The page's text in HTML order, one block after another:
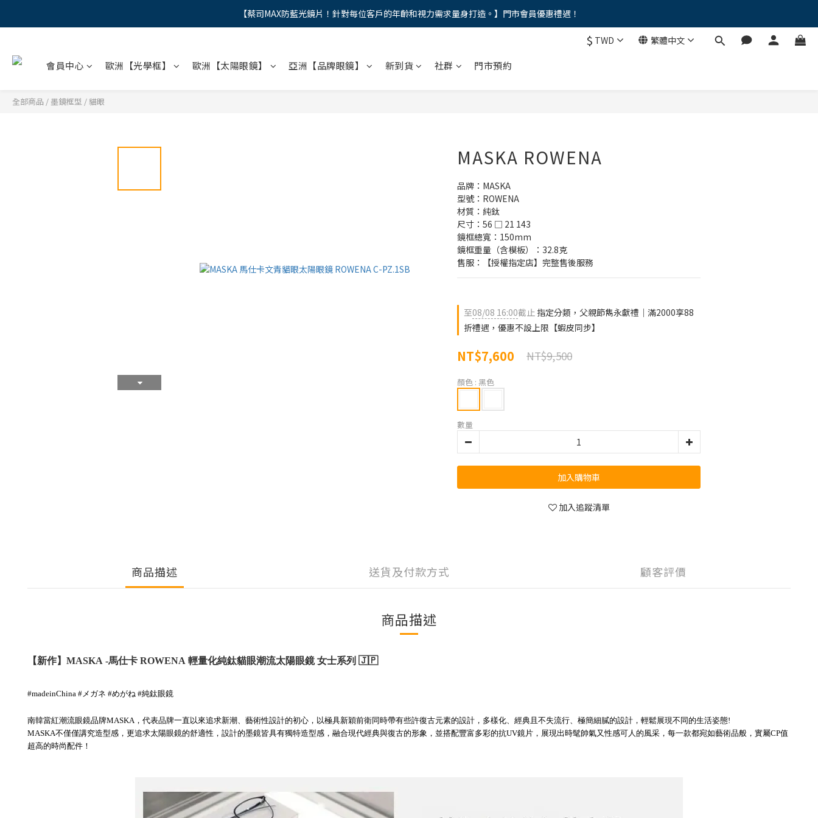
"馬年新章續寫，視界品味進階，限時禮遇 9 折無上限，12期分期免手續費。。
【蔡司MAX防藍光鏡片！針對每位客戶的年齡和視力需求量身打造。】門市會員優惠禮遇！
$ TWD 繁體中文
會員中心 歐洲【光學框】 歐洲【太陽眼鏡】 亞洲【品牌眼鏡】 新到貨 社群 門市預約
全部商品 / 墨鏡框型 /貓眼
MASKA ROWENA
品牌：MASKA
型號：ROWENA
材質：純鈦
尺寸：56 □ 21 143
鏡框總寬：150mm
鏡框重量（含模板）：32.8克
售服：【授權指定店】完整售後服務
至08/08 16:00截止 指定分類，父親節雋永獻禮｜滿2000享88
折禮遇，優惠不設上限【蝦皮同步】
NT$7,600 NT$9,500
顏色 : 黑色
數量
加入購物車
加入追蹤清單
商品描述 送貨及付款方式 顧客評價
商品描述
【新作】MASKA -馬仕卡 ROWENA 輕量化純鈦貓眼潮流太陽眼鏡女士系列 🇯🇵
#madeinChina #メガネ #めがね #純鈦眼鏡
南韓當紅潮流眼鏡品牌MASKA，代表品牌一直以來追求新潮、藝術性設計的初心，以極具新穎前衛同時帶有些許復古元素的設計，多樣化、經典且不失流行、極簡細膩的設計，輕鬆展現不同的生活姿態!
MASKA不僅僅講究造型感，更追求太陽眼鏡的舒適性，設計的墨鏡皆具有獨特造型感，融合現代經典與復古的形象，並搭配豐富多彩的抗UV鏡片，展現出時髦帥氣又性感可人的風采，每一款都宛如藝術品般，實屬CP值
超高的時尚配件！